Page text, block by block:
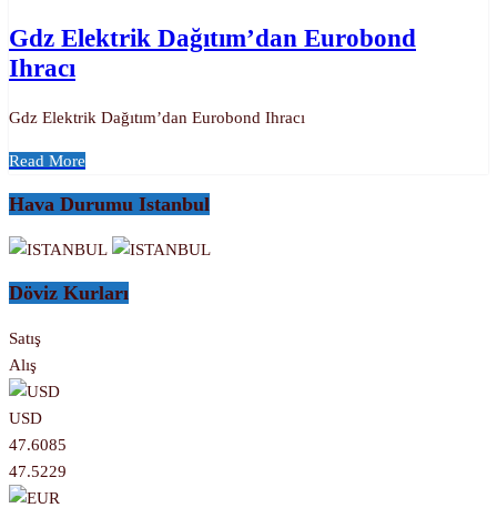
Gdz Elektrik Dağıtım’dan Eurobond
Ihracı
Gdz Elektrik Dağıtım’dan Eurobond Ihracı
Read More
Hava Durumu Istanbul
Döviz Kurları
Satış
Alış
USD
47.6085
47.5229